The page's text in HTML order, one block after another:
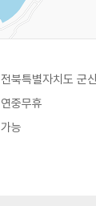
전북특별자치도 군
연중무휴
가능